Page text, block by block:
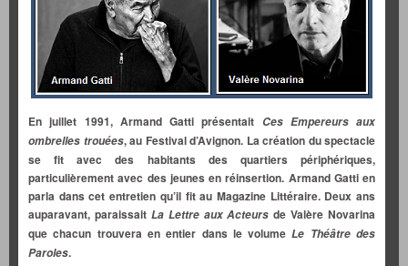
En juillet 1991, Armand Gatti présentait Ces Empereurs aux
ombrelles trouées, au Festival d’Avignon. La création du spectacle
se fit avec des habitants des quartiers périphériques,
particulièrement avec des jeunes en réinsertion. Armand Gatti en
parla dans cet entretien qu’il fit au Magazine Littéraire. Deux ans
auparavant, paraissait La Lettre aux Acteurs de Valère Novarina
que chacun trouvera en entier dans le volumeLe Théâtre des
Paroles.